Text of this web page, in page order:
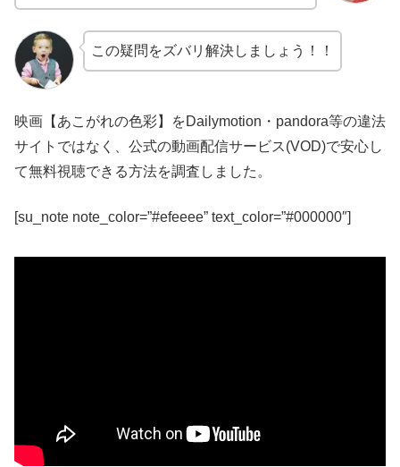
この疑問をズバリ解決しましょう！！
映画【あこがれの色彩】をDailymotion・pandora等の違法
サイトではなく、公式の動画配信サービス(VOD)で安心し
て無料視聴できる方法を調査しました。
[su_note note_color=”#efeeee” text_color=”#000000″]